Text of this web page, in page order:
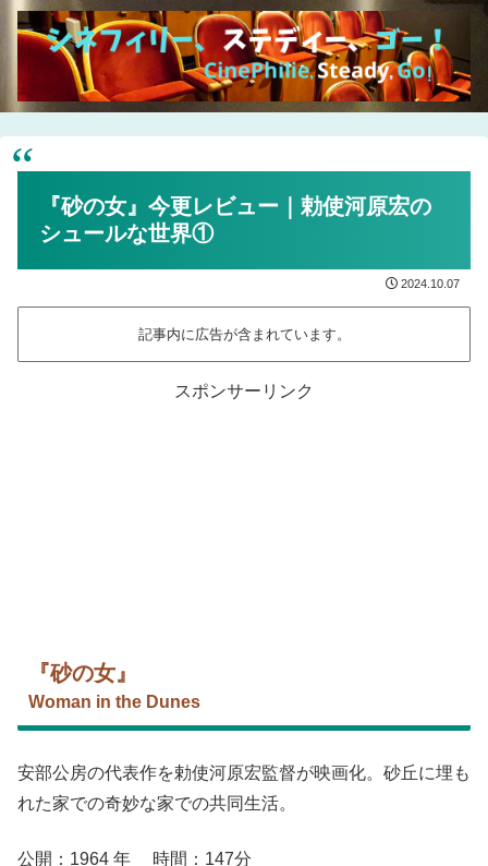
『砂の女』今更レビュー｜勅使河原宏の
シュールな世界①
2024.10.07
記事内に広告が含まれています。
スポンサーリンク
『砂の女』
Woman in the Dunes
安部公房の代表作を勅使河原宏監督が映画化。砂丘に埋も
れた家での奇妙な家での共同生活。
公開：1964 年 時間：147分